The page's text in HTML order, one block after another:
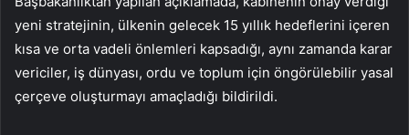
yeni stratejinin, ülkenin gelecek 15 yıllık hedeflerini içeren
kısa ve orta vadeli önlemleri kapsadığı, aynı zamanda karar
vericiler, iş dünyası, ordu ve toplum için öngörülebilir yasal
çerçeve oluşturmayı amaçladığı bildirildi.